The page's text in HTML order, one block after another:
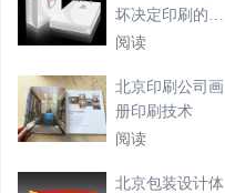
坏决定印刷的特
性
阅读
北京印刷公司画
册印刷技术
阅读
北京包装设计体